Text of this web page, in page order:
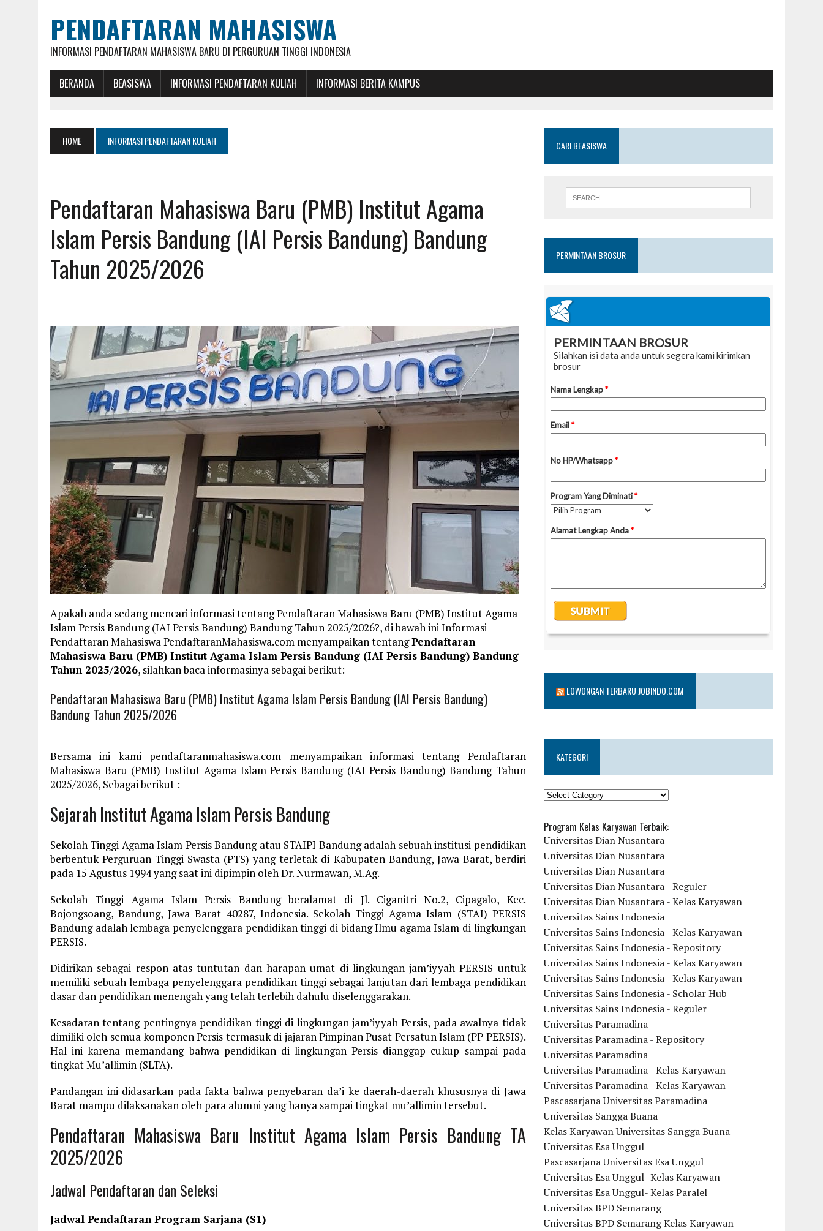
PENDAFTARAN MAHASISWA
INFORMASI PENDAFTARAN MAHASISWA BARU DI PERGURUAN TINGGI INDONESIA
BERANDA BEASISWA INFORMASI PENDAFTARAN KULIAH INFORMASI BERITA KAMPUS
HOME INFORMASI PENDAFTARAN KULIAH
Pendaftaran Mahasiswa Baru (PMB) Institut Agama
Islam Persis Bandung (IAI Persis Bandung) Bandung
Tahun 2025/2026
Apakah anda sedang mencari informasi tentang Pendaftaran Mahasiswa Baru (PMB) Institut Agama
Islam Persis Bandung (IAI Persis Bandung) Bandung Tahun 2025/2026?, di bawah ini Informasi
Pendaftaran Mahasiswa PendaftaranMahasiswa.com menyampaikan tentangPendaftaran
Mahasiswa Baru (PMB) Institut Agama Islam Persis Bandung (IAI Persis Bandung) Bandung
Tahun 2025/2026, silahkan baca informasinya sebagai berikut:
Pendaftaran Mahasiswa Baru (PMB) Institut Agama Islam Persis Bandung (IAI Persis Bandung)
Bandung Tahun 2025/2026
Bersama ini kami pendaftaranmahasiswa.com menyampaikan informasi tentang Pendaftaran
Mahasiswa Baru (PMB) Institut Agama Islam Persis Bandung (IAI Persis Bandung) Bandung Tahun
2025/2026, Sebagai berikut :
Sejarah Institut Agama Islam Persis Bandung
Sekolah Tinggi Agama Islam Persis Bandung atau STAIPI Bandung adalah sebuah institusi pendidikan
berbentuk Perguruan Tinggi Swasta (PTS) yang terletak di Kabupaten Bandung, Jawa Barat, berdiri
pada 15 Agustus 1994 yang saat ini dipimpin oleh Dr. Nurmawan, M.Ag.
Sekolah Tinggi Agama Islam Persis Bandung beralamat di Jl. Ciganitri No.2, Cipagalo, Kec.
Bojongsoang, Bandung, Jawa Barat 40287, Indonesia. Sekolah Tinggi Agama Islam (STAI) PERSIS
Bandung adalah lembaga penyelenggara pendidikan tinggi di bidang Ilmu agama Islam di lingkungan
PERSIS.
Didirikan sebagai respon atas tuntutan dan harapan umat di lingkungan jam’iyyah PERSIS untuk
memiliki sebuah lembaga penyelenggara pendidikan tinggi sebagai lanjutan dari lembaga pendidikan
dasar dan pendidikan menengah yang telah terlebih dahulu diselenggarakan.
Kesadaran tentang pentingnya pendidikan tinggi di lingkungan jam’iyyah Persis, pada awalnya tidak
dimiliki oleh semua komponen Persis termasuk di jajaran Pimpinan Pusat Persatun Islam (PP PERSIS).
Hal ini karena memandang bahwa pendidikan di lingkungan Persis dianggap cukup sampai pada
tingkat Mu’allimin (SLTA).
Pandangan ini didasarkan pada fakta bahwa penyebaran da’i ke daerah-daerah khususnya di Jawa
Barat mampu dilaksanakan oleh para alumni yang hanya sampai tingkat mu’allimin tersebut.
Pendaftaran Mahasiswa Baru Institut Agama Islam Persis Bandung TA
2025/2026
Jadwal Pendaftaran dan Seleksi
Jadwal Pendaftaran Program Sarjana (S1)
CARI BEASISWA
PERMINTAAN BROSUR
LOWONGAN TERBARU JOBINDO.COM
KATEGORI
KATEGORI
Program Kelas Karyawan Terbaik:
Universitas Dian Nusantara
Universitas Dian Nusantara
Universitas Dian Nusantara
Universitas Dian Nusantara - Reguler
Universitas Dian Nusantara - Kelas Karyawan
Universitas Sains Indonesia
Universitas Sains Indonesia - Kelas Karyawan
Universitas Sains Indonesia - Repository
Universitas Sains Indonesia - Kelas Karyawan
Universitas Sains Indonesia - Kelas Karyawan
Universitas Sains Indonesia - Scholar Hub
Universitas Sains Indonesia - Reguler
Universitas Paramadina
Universitas Paramadina - Repository
Universitas Paramadina
Universitas Paramadina - Kelas Karyawan
Universitas Paramadina - Kelas Karyawan
Pascasarjana Universitas Paramadina
Universitas Sangga Buana
Kelas Karyawan Universitas Sangga Buana
Universitas Esa Unggul
Pascasarjana Universitas Esa Unggul
Universitas Esa Unggul- Kelas Karyawan
Universitas Esa Unggul- Kelas Paralel
Universitas BPD Semarang
Universitas BPD Semarang Kelas Karyawan